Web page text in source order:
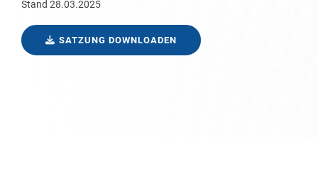
Stand 28.03.2025
SATZUNG DOWNLOADEN